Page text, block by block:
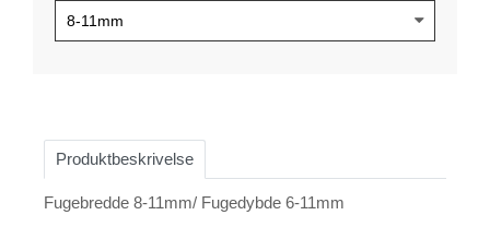
Produktbeskrivelse
Fugebredde 8-11mm/ Fugedybde 6-11mm